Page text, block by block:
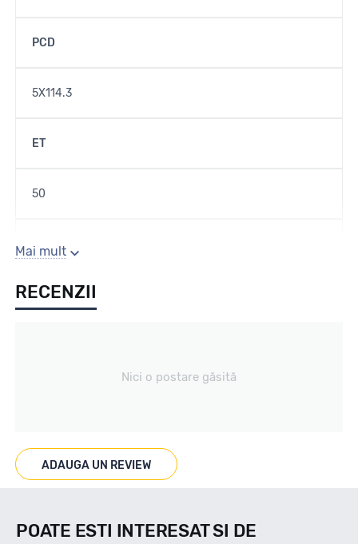
PCD
5X114.3
ET
50
Gaura centrala
67.1
Se poate cumpara doar la set de 4 buc! Kit montaj GRATUIT
in caz ca este nevoie!
Mai mult
RECENZII
Nici o postare găsită
ADAUGA UN REVIEW
POATE ESTI INTERESAT SI DE